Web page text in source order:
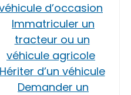
d’occasion
Immatriculer un
tracteur ou un
véhicule agricole
Hériter d’un véhicule
Demander un